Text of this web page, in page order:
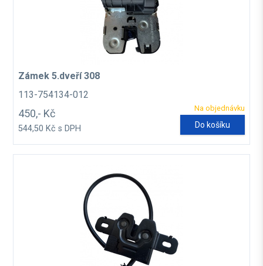
Zámek 5.dveří 308
113-754134-012
Na objednávku
450,- Kč
544,50 Kč s DPH Do košíku